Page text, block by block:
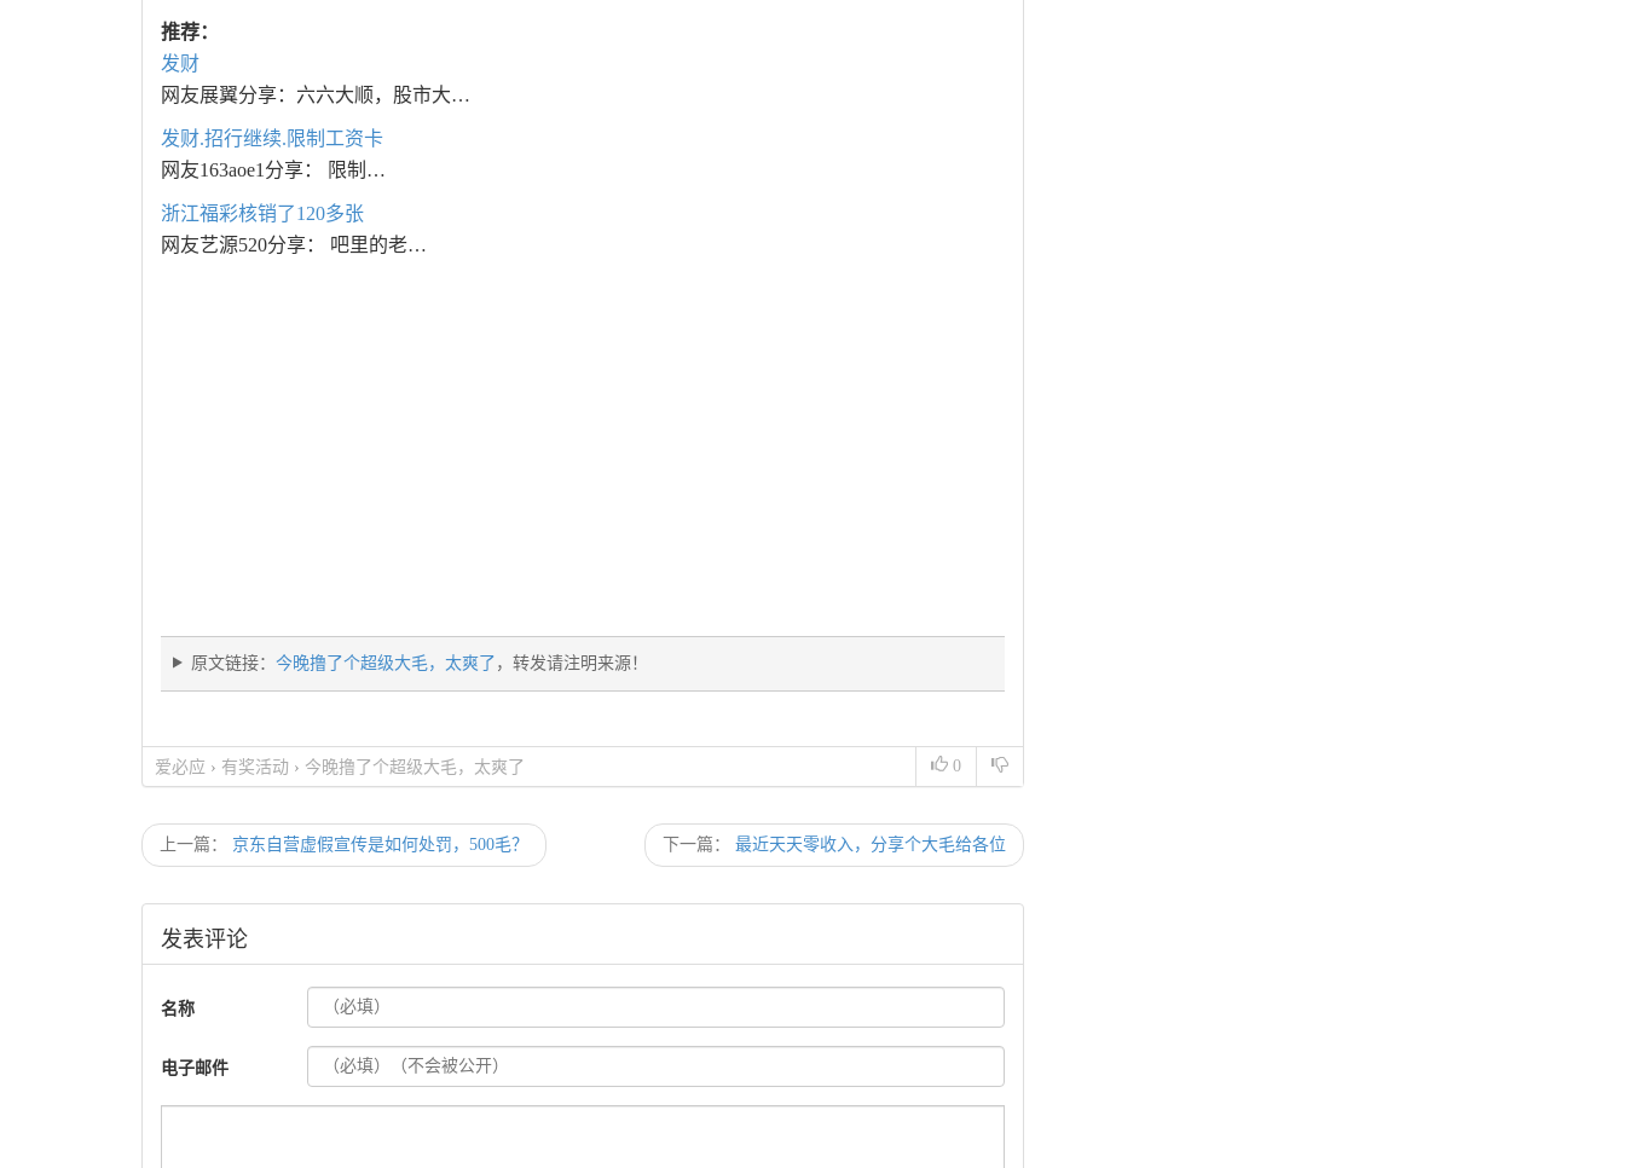
推荐：
发财
网友展翼分享：六六大顺，股市大…
发财.招行继续.限制工资卡
网友163aoe1分享： 限制…
浙江福彩核销了120多张
网友艺源520分享： 吧里的老…
原文链接： 今晚撸了个超级大毛，太爽了 ，转发请注明来源！
0
爱必应 › 有奖活动 › 今晚撸了个超级大毛，太爽了
上一篇： 京东自营虚假宣传是如何处罚，500毛？ 下一篇： 最近天天零收入，分享个大毛给各位
发表评论
名称
电子邮件